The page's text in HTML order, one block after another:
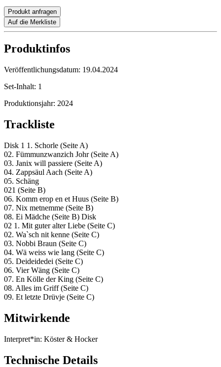
Produkt anfragen
Auf die Merkliste
Produktinfos
Veröffentlichungsdatum: 19.04.2024
Set-Inhalt: 1
Produktionsjahr: 2024
Trackliste
Disk 1 1. Schorle (Seite A)
02. Fümmunzwanzich Johr (Seite A)
03. Janix will passiere (Seite A)
04. Zappsäul Aach (Seite A)
05. Schäng
021 (Seite B)
06. Komm erop en et Huus (Seite B)
07. Nix metnemme (Seite B)
08. Ei Mädche (Seite B) Disk
02 1. Mit guter alter Liebe (Seite C)
02. Wa`sch nit kenne (Seite C)
03. Nobbi Braun (Seite C)
04. Wä weiss wie lang (Seite C)
05. Deideidedei (Seite C)
06. Vier Wäng (Seite C)
07. En Kölle der King (Seite C)
08. Alles im Griff (Seite C)
09. Et letzte Drüvje (Seite C)
Mitwirkende
Interpret*in: Köster & Hocker
Technische Details